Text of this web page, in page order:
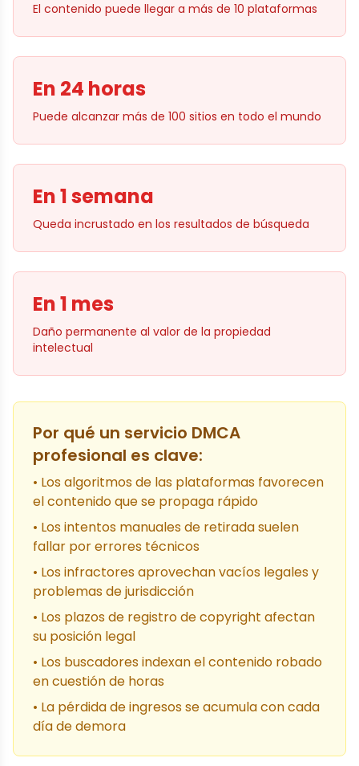
El contenido puede llegar a más de 10 plataformas
En 24 horas
Puede alcanzar más de 100 sitios en todo el mundo
En 1 semana
Queda incrustado en los resultados de búsqueda
En 1 mes
Daño permanente al valor de la propiedad
intelectual
Por qué un servicio DMCA
profesional es clave:
• Los algoritmos de las plataformas favorecen
el contenido que se propaga rápido
• Los intentos manuales de retirada suelen
fallar por errores técnicos
• Los infractores aprovechan vacíos legales y
problemas de jurisdicción
• Los plazos de registro de copyright afectan
su posición legal
• Los buscadores indexan el contenido robado
en cuestión de horas
• La pérdida de ingresos se acumula con cada
día de demora